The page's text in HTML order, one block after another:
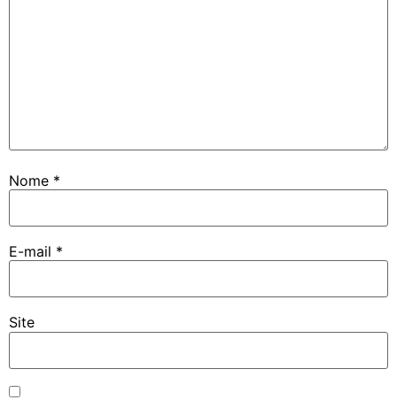
Nome *
E-mail *
Site